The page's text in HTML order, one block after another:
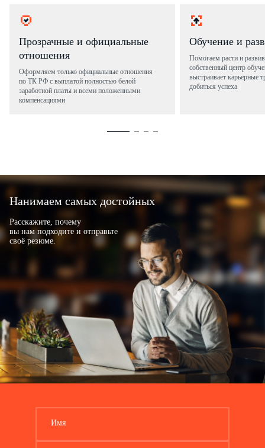
Прозрачные и официальные
отношения
Оформляем только официальные отношения
по ТК РФ с выплатой полностью белой
заработной платы и всеми положенными
компенсациями
Обучение и
Помогаем расти и
собственный центр
выстраивает карьерные
добиться успеха
Нанимаем самых достойных
Расскажите, почему
вы нам подходите и отправьте
своё резюме.
Имя